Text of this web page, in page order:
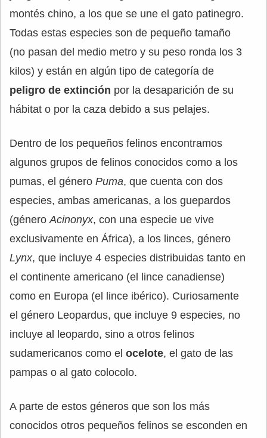
montés chino, a los que se une el gato patinegro.
Todas estas especies son de pequeño tamaño
(no pasan del medio metro y su peso ronda los 3
kilos) y están en algún tipo de categoría de
peligro de extinción por la desaparición de su
hábitat o por la caza debido a sus pelajes.
Dentro de los pequeños felinos encontramos
algunos grupos de felinos conocidos como a los
pumas, el género Puma, que cuenta con dos
especies, ambas americanas, a los guepardos
(géneroAcinonyx, con una especie ue vive
exclusivamente en África), a los linces, género
Lynx, que incluye 4 especies distribuidas tanto en
el continente americano (el lince canadiense)
como en Europa (el lince ibérico). Curiosamente
el género Leopardus, que incluye 9 especies, no
incluye al leopardo, sino a otros felinos
sudamericanos como el ocelote, el gato de las
pampas o al gato colocolo.
A parte de estos géneros que son los más
conocidos otros pequeños felinos se esconden en